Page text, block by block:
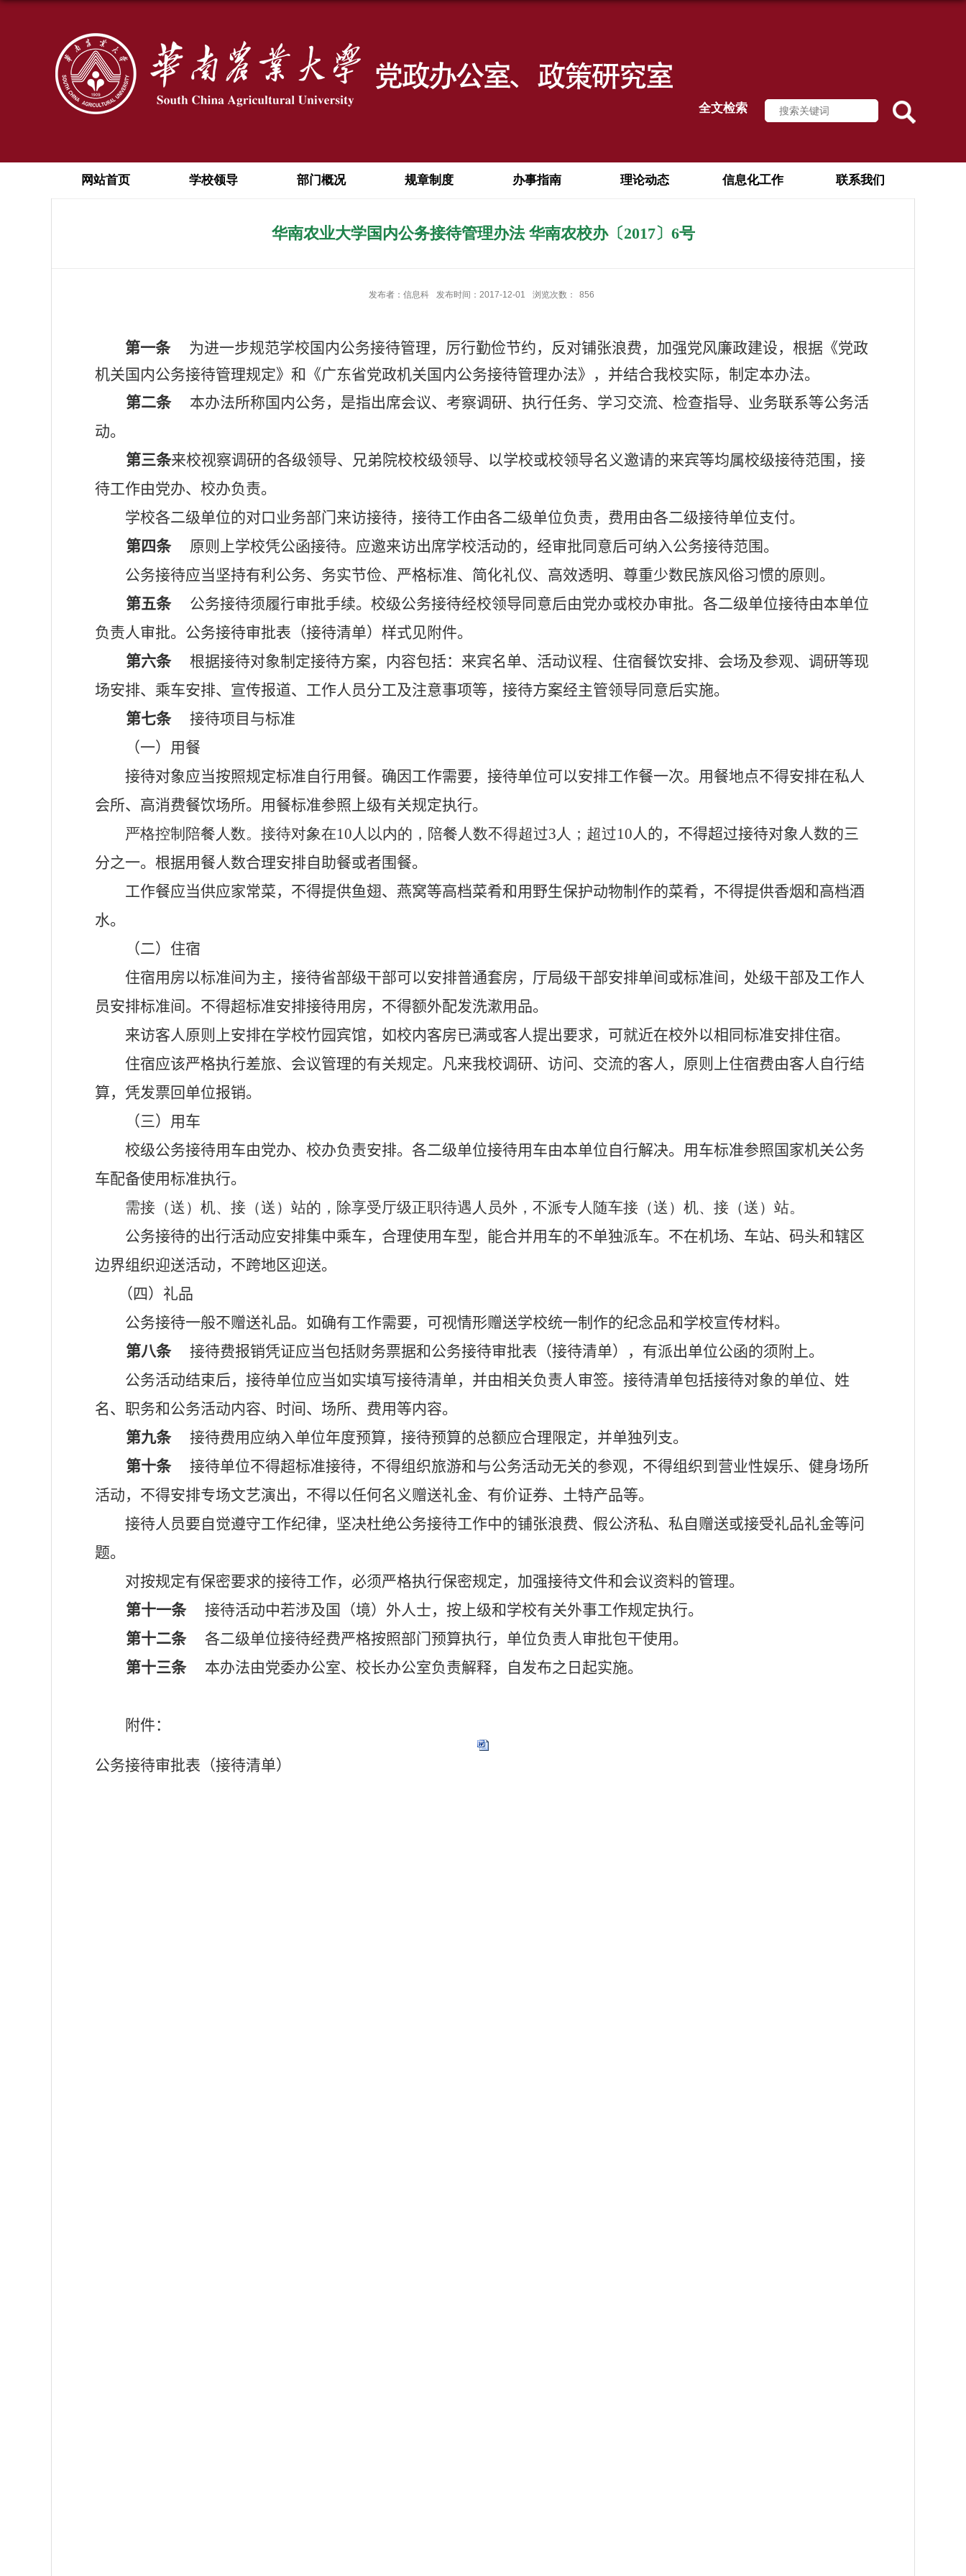
全文检索
网站首页 学校领导 部门概况 规章制度 办事指南 理论动态 信息化工作 联系我们
华南农业大学国内公务接待管理办法 华南农校办〔2017〕6号
发布者：信息科 发布时间：2017-12-01 浏览次数： 856
第一条 为进一步规范学校国内公务接待管理，厉行勤俭节约，反对铺张浪费，加强党风廉政建设，根据《党政
机关国内公务接待管理规定》和《广东省党政机关国内公务接待管理办法》，并结合我校实际，制定本办法。
第二条 本办法所称国内公务，是指出席会议、考察调研、执行任务、学习交流、检查指导、业务联系等公务活
动。
第三条来校视察调研的各级领导、兄弟院校校级领导、以学校或校领导名义邀请的来宾等均属校级接待范围，接
待工作由党办、校办负责。
学校各二级单位的对口业务部门来访接待，接待工作由各二级单位负责，费用由各二级接待单位支付。
第四条 原则上学校凭公函接待。应邀来访出席学校活动的，经审批同意后可纳入公务接待范围。
公务接待应当坚持有利公务、务实节俭、严格标准、简化礼仪、高效透明、尊重少数民族风俗习惯的原则。
第五条公务接待须履行审批手续。校级公务接待经校领导同意后由党办或校办审批。各二级单位接待由本单位
负责人审批。公务接待审批表（接待清单）样式见附件。
第六条根据接待对象制定接待方案，内容包括：来宾名单、活动议程、住宿餐饮安排、会场及参观、调研等现
场安排、乘车安排、宣传报道、工作人员分工及注意事项等，接待方案经主管领导同意后实施。
第七条接待项目与标准
（一）用餐
接待对象应当按照规定标准自行用餐。确因工作需要，接待单位可以安排工作餐一次。用餐地点不得安排在私人
会所、高消费餐饮场所。用餐标准参照上级有关规定执行。
严格控制陪餐人数。接待对象在10人以内的，陪餐人数不得超过3人；超过10人的，不得超过接待对象人数的三
分之一。 根据用餐人数合理安排自助餐或者围餐。
工作餐应当供应家常菜，不得提供鱼翅、燕窝等高档菜肴和用野生保护动物制作的菜肴，不得提供香烟和高档酒
水。
（二）住宿
住宿用房以标准间为主，接待省部级干部可以安排普通套房，厅局级干部安排单间或标准间，处级干部及工作人
员安排标准间。不得超标准安排接待用房，不得额外配发洗漱用品。
来访客人原则上安排在学校竹园宾馆，如校内客房已满或客人提出要求，可就近在校外以相同标准安排住宿。
住宿应该严格执行差旅、会议管理的有关规定。凡来我校调研、访问、交流的客人，原则上住宿费由客人自行结
算，凭发票回单位报销。
（三）用车
校级公务接待用车由党办、校办负责安排。各二级单位接待用车由本单位自行解决。用车标准参照国家机关公务
车配备使用标准执行。
需接（送）机、接（送）站的，除享受厅级正职待遇人员外，不派专人随车接（送）机、接（送）站。
公务接待的出行活动应安排集中乘车，合理使用车型，能合并用车的不单独派车。不在机场、车站、码头和辖区
边界组织迎送活动，不跨地区迎送。
（四）礼品
公务接待一般不赠送礼品。如确有工作需要，可视情形赠送学校统一制作的纪念品和学校宣传材料。
第八条接待费报销凭证应当包括财务票据和公务接待审批表（接待清单），有派出单位公函的须附上。
公务活动结束后，接待单位应当如实填写接待清单，并由相关负责人审签。接待清单包括接待对象的单位、姓
名、职务和公务活动内容、时间、场所、费用等内容。
第九条接待费用应纳入单位年度预算，接待预算的总额应合理限定，并单独列支。
第十条接待单位不得超标准接待，不得组织旅游和与公务活动无关的参观，不得组织到营业性娱乐、健身场所
活动，不得安排专场文艺演出，不得以任何名义赠送礼金、有价证券、土特产品等。
接待人员要自觉遵守工作纪律，坚决杜绝公务接待工作中的铺张浪费、假公济私、私自赠送或接受礼品礼金等问
题。
对按规定有保密要求的接待工作，必须严格执行保密规定，加强接待文件和会议资料的管理。
第十一条接待活动中若涉及国（境）外人士，按上级和学校有关外事工作规定执行。
第十二条各二级单位接待经费严格按照部门预算执行，单位负责人审批包干使用。
第十三条本办法由党委办公室、校长办公室负责解释，自发布之日起实施。
附件：
公务接待审批表（接待清单）